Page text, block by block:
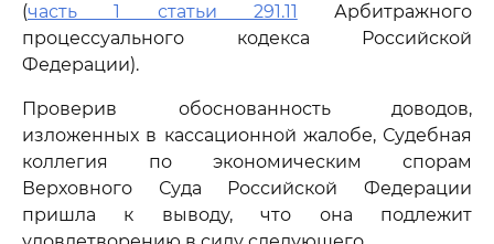
(часть 1 статьи 291.11 Арбитражного
процессуального кодекса Российской
Федерации).
Проверив обоснованность доводов,
изложенных в кассационной жалобе, Судебная
коллегия по экономическим спорам
Верховного Суда Российской Федерации
пришла к выводу, что она подлежит